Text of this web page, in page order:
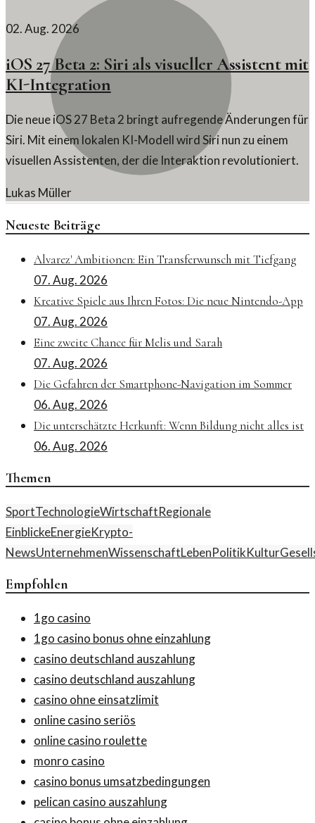
02. Aug. 2026
iOS 27 Beta 2: Siri als visueller Assistent mit
KI-Integration
Die neue iOS 27 Beta 2 bringt aufregende Änderungen für
Siri. Mit einem lokalen KI-Modell wird Siri nun zu einem
visuellen Assistenten, der die Interaktion revolutioniert.
Lukas Müller
Neueste Beiträge
Alvarez' Ambitionen: Ein Transferwunsch mit Tiefgang
07. Aug. 2026
Kreative Spiele aus Ihren Fotos: Die neue Nintendo-App
07. Aug. 2026
Eine zweite Chance für Melis und Sarah
07. Aug. 2026
Die Gefahren der Smartphone-Navigation im Sommer
06. Aug. 2026
Die unterschätzte Herkunft: Wenn Bildung nicht alles ist
06. Aug. 2026
Themen
SportTechnologieWirtschaftRegionale
EinblickeEnergieKrypto-
NewsUnternehmenWissenschaftLebenPolitikKultur
Empfohlen
1go casino
1go casino bonus ohne einzahlung
casino deutschland auszahlung
casino deutschland auszahlung
casino ohne einsatzlimit
online casino seriös
online casino roulette
monro casino
casino bonus umsatzbedingungen
pelican casino auszahlung